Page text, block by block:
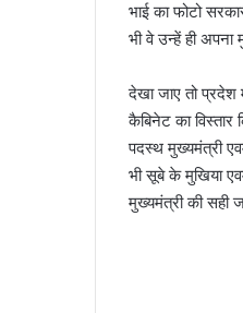
भाई का फोटो
भी वे उन्हें ही
देखा जाए तो प्रदेश
कैबिनेट का विस्तार
पदस्थ मुख्यमंत्री
भी सूबे के मुखिया
मुख्यमंत्री की सही